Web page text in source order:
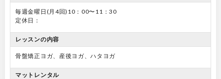
毎週金曜日(月4回)10：00〜11：30
定休日：
レッスンの内容
骨盤矯正ヨガ、産後ヨガ、ハタヨガ
マットレンタル